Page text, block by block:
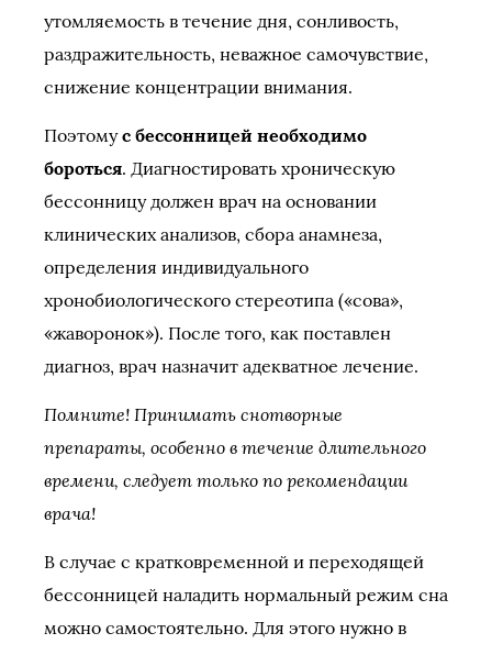
утомляемость в течение дня, сонливость,
раздражительность, неважное самочувствие,
снижение концентрации внимания.
Поэтомус бессонницей необходимо
бороться. Диагностировать хроническую
бессонницу должен врач на основании
клинических анализов, сбора анамнеза,
определения индивидуального
хронобиологического стереотипа («сова»,
«жаворонок»). После того, как поставлен
диагноз, врач назначит адекватное лечение.
Помните! Принимать снотворные
препараты, особенно в течение длительного
времени, следует только по рекомендации
врача!
В случае с кратковременной и переходящей
бессонницей наладить нормальный режим сна
можно самостоятельно. Для этого нужно в